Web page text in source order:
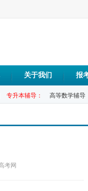
关于我们 报
专升本辅导： 高等数学辅导
考网